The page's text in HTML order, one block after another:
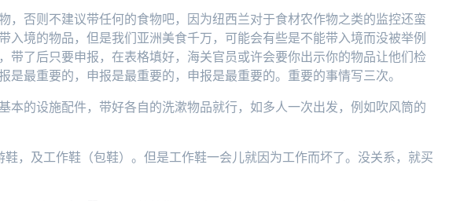
，否则不建议带任何的食物吧，因为纽西兰对于食材农作物之类的监控还蛮
入境的物品，但是我们亚洲美食千万，可能会有些是不能带入境而没被举例
带了后只要申报，在表格填好，海关官员或许会要你出示你的物品让他们检
是最重要的，申报是最重要的，申报是最重要的。重要的事情写三次。
本的设施配件，带好各自的洗漱物品就行，如多人一次出发，例如吹风筒的
，及工作鞋（包鞋）。但是工作鞋一会儿就因为工作而坏了。没关系，就买